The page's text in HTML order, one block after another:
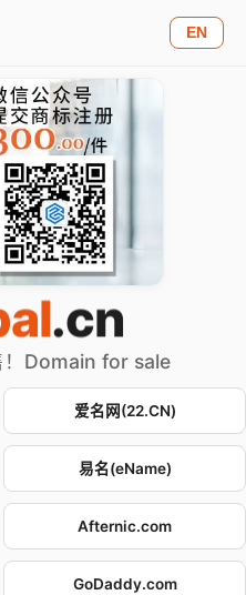
EN
.cn
！Domain for sale
爱名网(22.CN)
易名(eName)
Afternic.com
GoDaddy.com